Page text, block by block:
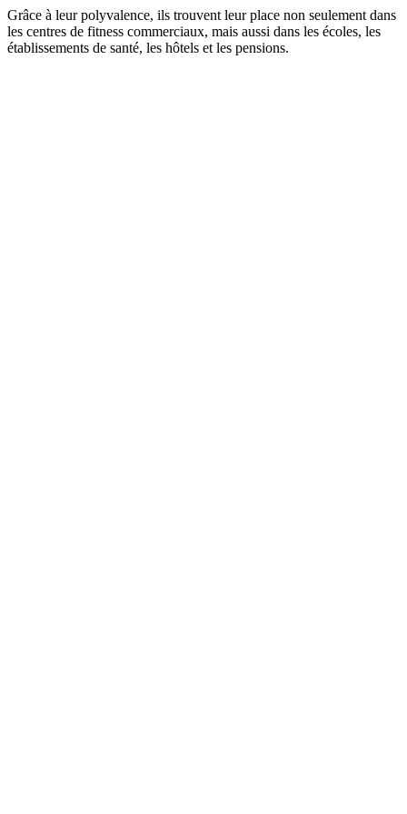
Grâce à leur polyvalence, ils trouvent leur place non seulement dans
les centres de fitness commerciaux, mais aussi dans les écoles, les
établissements de santé, les hôtels et les pensions.